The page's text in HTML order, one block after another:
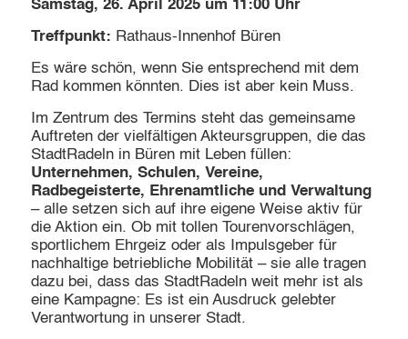
Samstag, 26. April 2025 um 11:00 Uhr
Treffpunkt: Rathaus-Innenhof Büren
Es wäre schön, wenn Sie entsprechend mit dem
Rad kommen könnten. Dies ist aber kein Muss.
Im Zentrum des Termins steht das gemeinsame
Auftreten der vielfältigen Akteursgruppen, die das
StadtRadeln in Büren mit Leben füllen:
Unternehmen, Schulen, Vereine,
Radbegeisterte, Ehrenamtliche und Verwaltung
– alle setzen sich auf ihre eigene Weise aktiv für
die Aktion ein. Ob mit tollen Tourenvorschlägen,
sportlichem Ehrgeiz oder als Impulsgeber für
nachhaltige betriebliche Mobilität – sie alle tragen
dazu bei, dass das StadtRadeln weit mehr ist als
eine Kampagne: Es ist ein Ausdruck gelebter
Verantwortung in unserer Stadt.